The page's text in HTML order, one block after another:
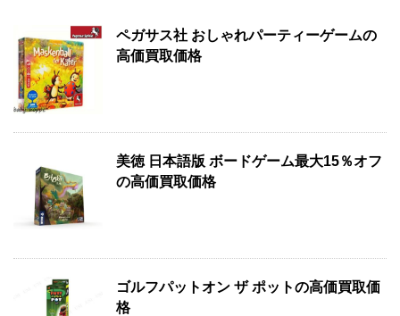
ペガサス社 おしゃれパーティーゲームの
高価買取価格
美徳 日本語版 ボードゲーム最大15％オフ
の高価買取価格
ゴルフパットオン ザ ポットの高価買取価
格